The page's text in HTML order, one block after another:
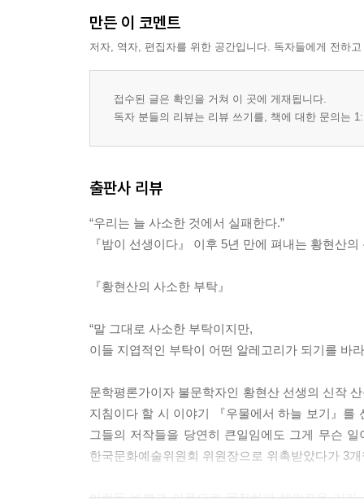
4부
폐쇄 서사?영화 〈곡성〉을 말하기 위해
작은, 더 작은 현실?권여선의 「봄밤」을 읽으며
미래의 기억
시간과 기호를 넘어서서 2?영화 〈컨택트〉에 붙
미라보 다리와 한국
5부
거꾸로 선 화엄 세계?김혜순 시집 『피어라 돼지』
편집자 소설과 염소?김선재 연작소설집 『어디에
이 경쾌한 불안?김개미 시집 『자면서도 다 듣는
새롭게 그 자리에?신영배 시집 『그 숲에서 당신을
한국 로망의 기원?조선희 장편소설 『세 여자』
슬픔의 관리?신철규 시집 『지구만큼 슬펐다고 한
미당의 ‘그러나’?『미당 서정주 전집』
문학의, 문학에 의한, 문학을 위한 2인칭?김가경
만든 이 코멘트
저자, 역자, 편집자를 위한 공간입니다. 독자들에게 전하
접수된 글은 확인을 거쳐 이 곳에 게재됩니다.
독자 분들의 리뷰는 리뷰 쓰기를, 책에 대한 문의는
출판사 리뷰
“우리는 늘 사소한 것에서 실패한다.”
『밤이 선생이다』 이후 5년 만에 펴내는 황현산
『황현산의 사소한 부탁』
“말 그대로 사소한 부탁이지만,
이들 지엽적인 부탁이 어떤 알레고리가 되기를 바
문학평론가이자 불문학자인 황현산 선생의 신작
지침이다 할 시 이야기 『우물에서 하늘 보기』를
그들의 저작들을 당연히 큰일임에도 그게 무슨
한국문화예술위원회 위원장으로 위촉받았다가 3
이렇듯 바쁨과 아픔으로 묵직하게 채워졌을 거